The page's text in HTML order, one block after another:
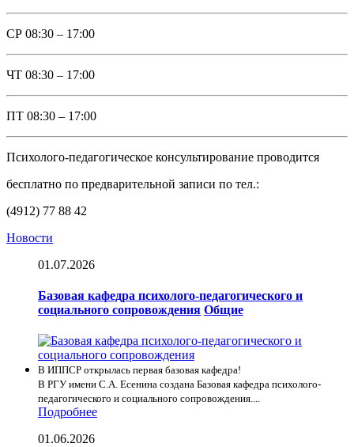
СР 08:30 – 17:00
ЧТ 08:30 – 17:00
ПТ 08:30 – 17:00
Психолого-педагогическое консультирование проводится
бесплатно по предварительной записи по тел.:
(4912) 77 88 42
Новости
01.07.2026
Базовая кафедра психолого-педагогического и
социального сопровождения Общие
В ИППСР открылась первая базовая кафедра!
В РГУ имени С.А. Есенина создана Базовая кафедра психолого-
педагогического и социального сопровождения....
Подробнее
01.06.2026